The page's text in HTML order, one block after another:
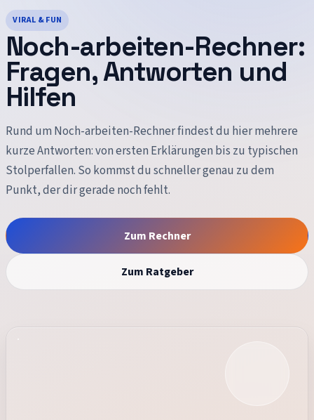
VIRAL & FUN
Noch-arbeiten-Rechner:
Fragen, Antworten und
Hilfen
Rund um Noch-arbeiten-Rechnerfindest du hier mehrere
kurze Antworten: von ersten Erklärungen bis zu typischen
Stolperfallen. So kommst du schneller genau zu dem
Punkt, der dir gerade noch fehlt.
Zum Rechner
Zum Ratgeber